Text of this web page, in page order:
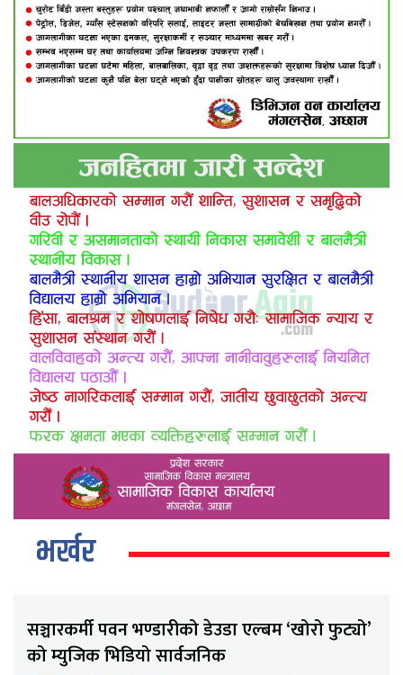
भर्खर
सञ्चारकर्मी पवन भण्डारीको डेउडा एल्बम ‘खोरो फुट्यो’
को म्युजिक भिडियो सार्वजनिक